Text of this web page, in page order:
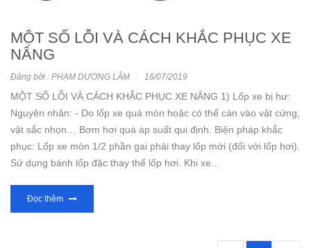
MỘT SỐ LỖI VÀ CÁCH KHẮC PHỤC XE
NÂNG
Đăng bởi : PHẠM DƯƠNG LÂM 16/07/2019
MỘT SỐ LỖI VÀ CÁCH KHẮC PHỤC XE NÂNG 1) Lốp xe bị hư:
Nguyên nhân: - Do lốp xe quá mòn hoặc có thể cán vào vật cứng,
vật sắc nhọn… Bơm hơi quá áp suất qui định. Biện pháp khắc
phục: Lốp xe mòn 1/2 phần gai phải thay lốp mới (đối với lốp hơi).
Sử dụng bánh lốp đặc thay thế lốp hơi. Khi xe...
Đọc thêm